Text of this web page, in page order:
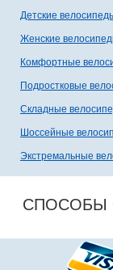
Детские
Женские
Комфортные
Подростковые
Складные
Шоссейные
Экстремальные
СПОСОБЫ